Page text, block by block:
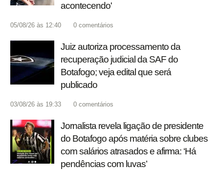
acontecendo'
05/08/26 às 12:40 0 comentários
Juiz autoriza processamento da
recuperação judicial da SAF do
Botafogo; veja edital que será
publicado
03/08/26 às 19:33 0 comentários
Jornalista revela ligação de presidente
do Botafogo após matéria sobre clubes
com salários atrasados e afirma: ‘Há
pendências com luvas’